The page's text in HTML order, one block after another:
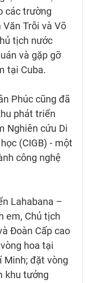
các trường
Văn Trỗi và Võ
tịch nước
và gặp gỡ
tại Cuba.
Phúc cũng đã
phát triển
Nghiên cứu Di
(CIGB) - một
công nghệ
Lahabana –
em, Chủ tịch
Đoàn Cấp cao
hoa tại
Minh; đặt vòng
khu tưởng